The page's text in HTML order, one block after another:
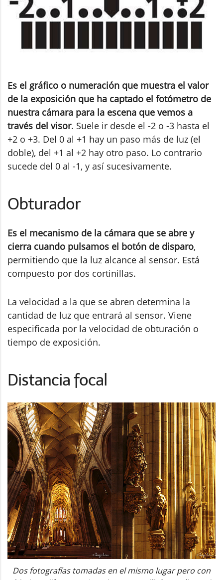
Es el gráfico o numeración que muestra el valor
de la exposición que ha captado el fotómetro de
nuestra cámara para la escena que vemos a
través del visor. Suele ir desde el -2 o -3 hasta el
+2 o +3. Del 0 al +1 hay un paso más de luz (el
doble), del +1 al +2 hay otro paso. Lo contrario
sucede del 0 al -1, y así sucesivamente.
Obturador
Es el mecanismo de la cámara que se abre y
cierra cuando pulsamos el botón de disparo,
permitiendo que la luz alcance al sensor. Está
compuesto por dos cortinillas.
La velocidad a la que se abren determina la
cantidad de luz que entrará al sensor. Viene
especificada por la velocidad de obturación o
tiempo de exposición.
Distancia focal
Dos fotografías tomadas en el mismo lugar pero con